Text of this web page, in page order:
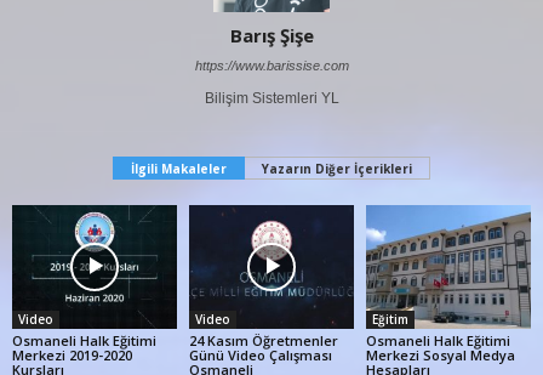
Barış Şişe
https://www.barissise.com
Bilişim Sistemleri YL
İlgili Makaleler Yazarın Diğer İçerikleri
Video
Osmaneli Halk Eğitimi
Merkezi 2019-2020
Kursları
Video
24 Kasım Öğretmenler
Günü Video Çalışması
Osmaneli
Eğitim
Osmaneli Halk Eğitimi
Merkezi Sosyal Medya
Hesapları